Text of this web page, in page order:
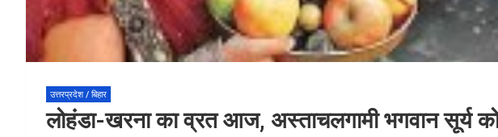
उत्तरप्रदेश / बिहार
लोहंडा-खरना का व्रत आज, अस्ताचलगामी भगवान सूर्य